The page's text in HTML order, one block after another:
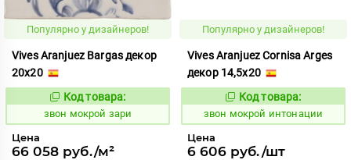
Популярно у дизайнеров!
Vives Aranjuez Bargas декор
20x20
460403
Код товара:
звон мокрой зари
Цена
66 058 руб./м²
Популярно у дизайнеров!
Vives Aranjuez Cornisa Arges
декор 14,5x20
460408
Код товара:
звон мокрой интонации
Цена
6 606 руб./шт